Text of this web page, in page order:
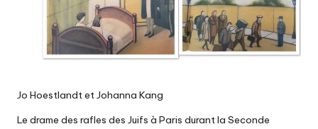
Jo Hoestlandt et Johanna Kang
Le drame des rafles des Juifs à Paris durant la Seconde